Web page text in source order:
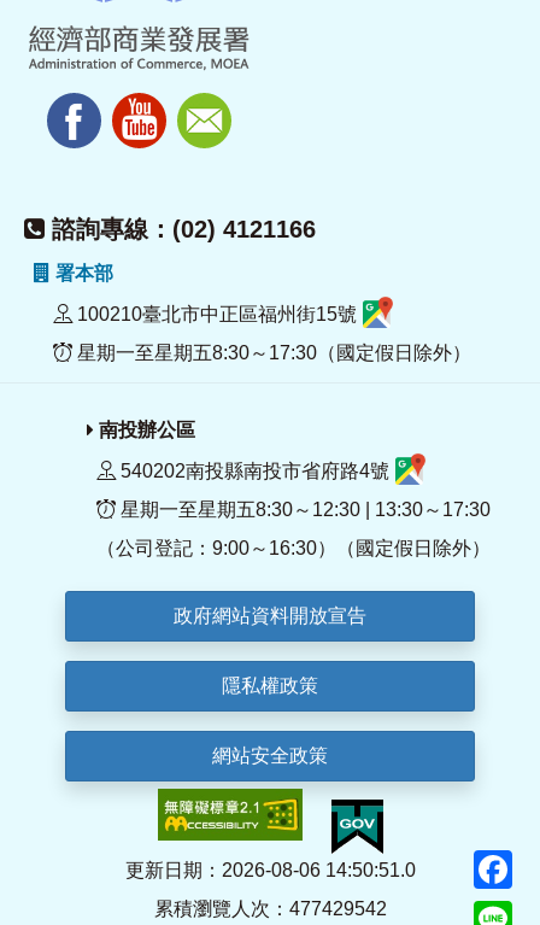
諮詢專線：(02) 4121166
署本部
100210臺北市中正區福州街15號
星期一至星期五8:30～17:30（國定假日除外）
南投辦公區
540202南投縣南投市省府路4號
星期一至星期五8:30～12:30 | 13:30～17:30
（公司登記：9:00～16:30）（國定假日除外）
政府網站資料開放宣告
隱私權政策
網站安全政策
更新日期：2026-08-06 14:50:51.0
累積瀏覽人次：477429542